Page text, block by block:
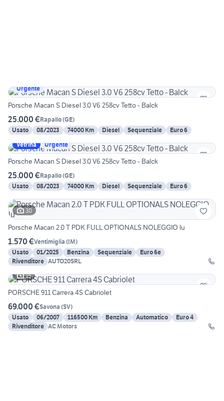
Urgente
Porsche Macan S Diesel 3.0 V6 258cv Tetto - Balck
25.000 €Rapallo(GE)
Usato
08/2023 74000 Km Diesel Sequenziale
Euro 6
Vetrina
Urgente
Porsche Macan S Diesel 3.0 V6 258cv Tetto - Balck
25.000 €Rapallo(GE)
Usato
08/2023 74000 Km Diesel Sequenziale Euro 6
30
Porsche Macan 2.0 T PDK FULL OPTIONALS NOLEGGIO lu
1.570 €Ventimiglia (IM)
Usato
01/2025 Benzina Sequenziale
Euro 6e
Rivenditore AUTO20SRL
15
PORSCHE 911 Carrera 4S Cabriolet
69.000 €Savona (SV)
Usato
06/2007 116500 Km Benzina Automatico
Euro 4
Rivenditore AC Motors